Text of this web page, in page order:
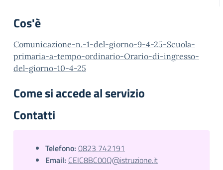
Cos'è
Comunicazione-n.-1-del-giorno-9-4-25-Scuola-
primaria-a-tempo-ordinario-Orario-di-ingresso-
del-giorno-10-4-25
Come si accede al servizio
Contatti
Telefono: 0823 742191
Email: CEIC8BC00Q@istruzione.it